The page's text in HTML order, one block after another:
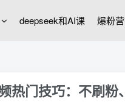
deepseek和AI课 爆粉
热门技巧：不刷